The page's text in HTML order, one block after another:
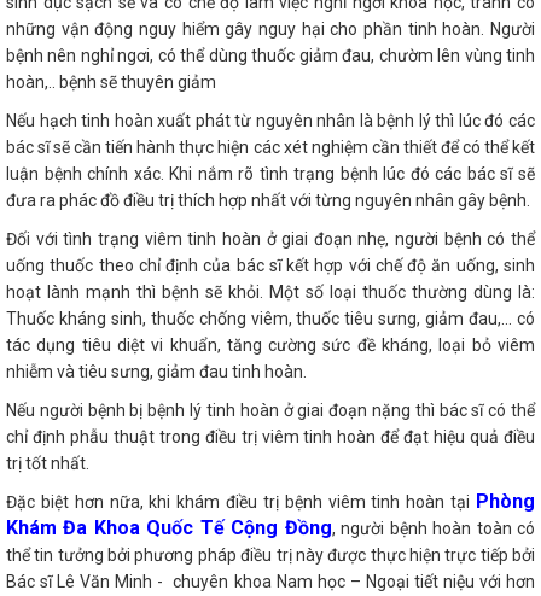
những vận động nguy hiểm gây nguy hại cho phần tinh hoàn. Người
bệnh nên nghỉ ngơi, có thể dùng thuốc giảm đau, chườm lên vùng tinh
hoàn,.. bệnh sẽ thuyên giảm
Nếu hạch tinh hoàn xuất phát từ nguyên nhân là bệnh lý thì lúc đó các
bác sĩ sẽ cần tiến hành thực hiện các xét nghiệm cần thiết để có thể kết
luận bệnh chính xác. Khi nắm rõ tình trạng bệnh lúc đó các bác sĩ sẽ
đưa ra phác đồ điều trị thích hợp nhất với từng nguyên nhân gây bệnh.
Đối với tình trạng viêm tinh hoàn ở giai đoạn nhẹ, người bệnh có thể
uống thuốc theo chỉ định của bác sĩ kết hợp với chế độ ăn uống, sinh
hoạt lành mạnh thì bệnh sẽ khỏi. Một số loại thuốc thường dùng là:
Thuốc kháng sinh, thuốc chống viêm, thuốc tiêu sưng, giảm đau,… có
tác dụng tiêu diệt vi khuẩn, tăng cường sức đề kháng, loại bỏ viêm
nhiễm và tiêu sưng, giảm đau tinh hoàn.
Nếu người bệnh bị bệnh lý tinh hoàn ở giai đoạn nặng thì bác sĩ có thể
chỉ định phẫu thuật trong điều trị viêm tinh hoàn để đạt hiệu quả điều
trị tốt nhất.
Đặc biệt hơn nữa, khi khám điều trị bệnh viêm tinh hoàn tại Phòng
Khám Đa Khoa Quốc Tế Cộng Đồng, người bệnh hoàn toàn có
thể tin tưởng bởi phương pháp điều trị này được thực hiện trực tiếp bởi
Bác sĩ Lê Văn Minh - chuyên khoa Nam học – Ngoại tiết niệu với hơn